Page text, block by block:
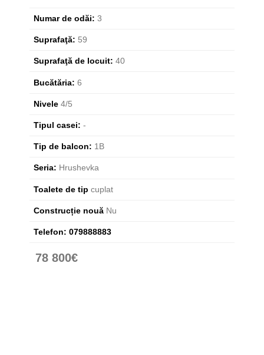
Numar de odăi: 3
Suprafaţă: 59
Suprafaţă de locuit: 40
Bucătăria: 6
Nivele 4/5
Tipul casei: -
Tip de balcon: 1B
Seria: Hrushevka
Toalete de tipcuplat
Construcție nouă Nu
Telefon: 079888883
78 800€